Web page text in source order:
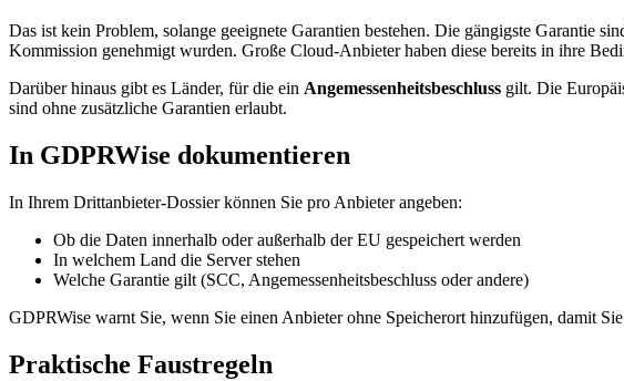
Das ist kein Problem, solange geeignete Garantien bestehen. Die gängigste Garantie
Kommission genehmigt wurden. Große Cloud-Anbieter haben diese bereits in ihre
Darüber hinaus gibt es Länder, für die ein Angemessenheitsbeschluss gilt. Die
sind ohne zusätzliche Garantien erlaubt.
In GDPRWise dokumentieren
In Ihrem Drittanbieter-Dossier können Sie pro Anbieter angeben:
Ob die Daten innerhalb oder außerhalb der EU gespeichert werden
In welchem Land die Server stehen
Welche Garantie gilt (SCC, Angemessenheitsbeschluss oder andere)
GDPRWise warnt Sie, wenn Sie einen Anbieter ohne Speicherort hinzufügen, damit
Praktische Faustregeln